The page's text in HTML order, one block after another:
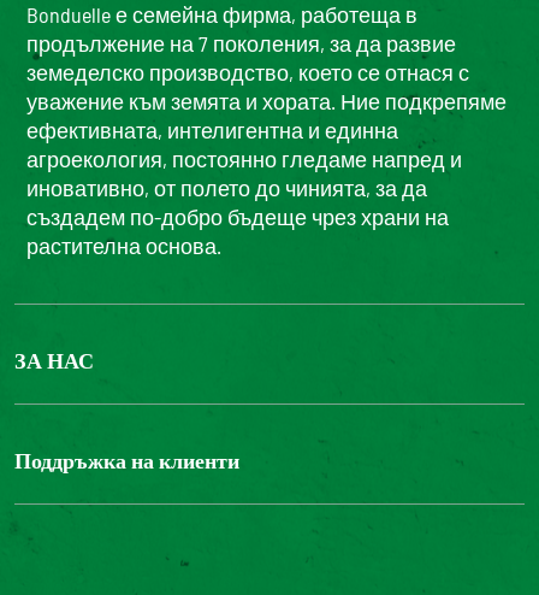
Bonduelle е семейна фирма, работеща в
продължение на 7 поколения, за да развие
земеделско производство, което се отнася с
уважение към земята и хората. Ние подкрепяме
ефективната, интелигентна и единна
агроекология, постоянно гледаме напред и
иновативно, от полето до чинията, за да
създадем по-добро бъдеще чрез храни на
растителна основа.
ЗА НАС
БОНДЮЕЛ ГРУП
Поддръжка на клиенти
Свържете се с нас
Достъпност на уебсайта: не е съвместим